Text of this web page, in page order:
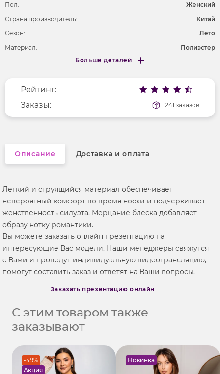
Пол:
Женский
Страна производитель:
Китай
Сезон:
Лето
Материал:
Полиэстер
Фактура материала
трикотажный
Длина рукава
без рукавов
Вырез горловины
на бретельках
Больше деталей
Меньше деталей
Рейтинг:
Заказы:
241 заказов
Описание Доставка и оплата
Легкий и струящийся материал обеспечивает
невероятный комфорт во время носки и подчеркивает
женственность силуэта. Мерцание блеска добавляет
образу нотку романтики.
Вы можете заказать онлайн презентацию на
интересующие Вас модели. Наши менеджеры свяжутся
с Вами и проведут индивидуальную видеотрансляцию,
помогут составить заказ и ответят на Ваши вопросы.
Заказать презентацию онлайн
С этим товаром также
заказывают
-49%
Акция
Новинка